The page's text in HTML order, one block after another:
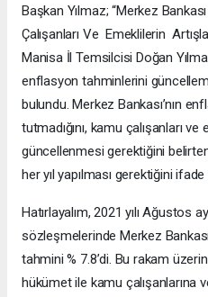
Başkan Yılmaz; “Merkez
Çalışanları Ve Emeklilerin
Manisa İl Temsilcisi Doğan
enflasyon tahminlerini
bulundu. Merkez Bankası’nın
tutmadığını, kamu çalışanları ve
güncellenmesi gerektiğini
her yıl yapılması gerektiğini
Hatırlayalım, 2021 yılı Ağustos
sözleşmelerinde Merkez
tahmini % 7.8’di. Bu rakam
hükümet ile kamu